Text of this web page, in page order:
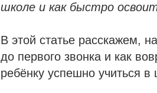
школе и как быстро
В этой статье расскажем,
до первого звонка и как
ребёнку успешно учиться в